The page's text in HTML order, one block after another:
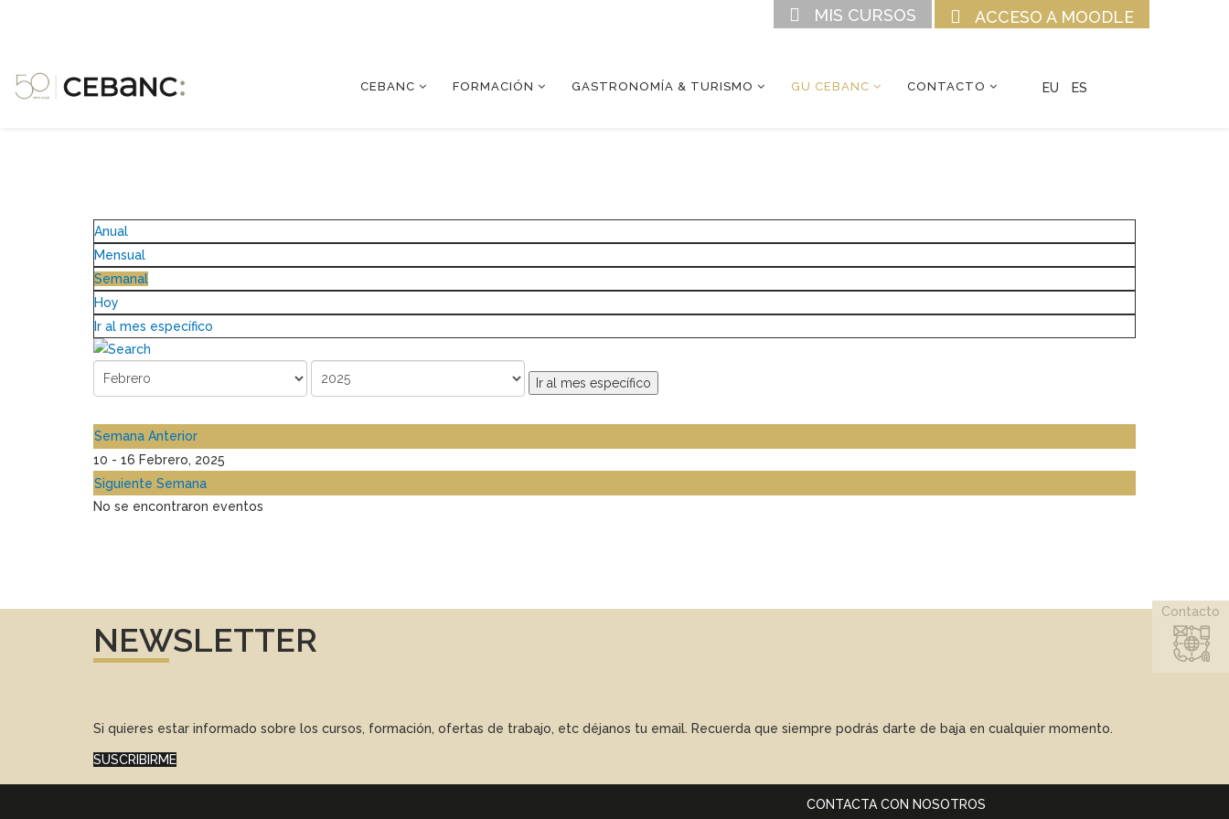
ACCESO A MOODLE
MIS CURSOS
CEBANC FORMACIÓN GASTRONOMÍA & TURISMO GU CEBANC CONTACTO EU ES
Anual
Mensual
Semanal
Hoy
Ir al mes específico
Ir al mes específico
Semana Anterior
10 - 16 Febrero, 2025
Siguiente Semana
No se encontraron eventos
NEWSLETTER
Si quieres estar informado sobre los cursos, formación, ofertas de trabajo, etc déjanos tu email. Recuerda que siempre podrás darte de baja en cualquier momento.
SUSCRIBIRME
CONTACTA CON NOSOTROS
Contacto